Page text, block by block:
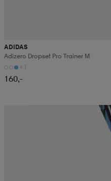
ADIDAS
Adizero Dropset Pro Trainer M
+1
160,-